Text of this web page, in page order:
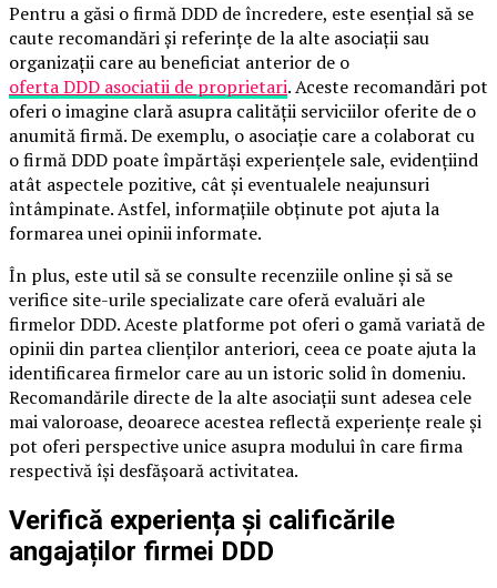
Pentru a găsi o firmă DDD de încredere, este esențial să se
caute recomandări și referințe de la alte asociații sau
organizații care au beneficiat anterior de o
oferta DDD asociatii de proprietari. Aceste recomandări pot
oferi o imagine clară asupra calității serviciilor oferite de o
anumită firmă. De exemplu, o asociație care a colaborat cu
o firmă DDD poate împărtăși experiențele sale, evidențiind
atât aspectele pozitive, cât și eventualele neajunsuri
întâmpinate. Astfel, informațiile obținute pot ajuta la
formarea unei opinii informate.
În plus, este util să se consulte recenziile online și să se
verifice site-urile specializate care oferă evaluări ale
firmelor DDD. Aceste platforme pot oferi o gamă variată de
opinii din partea clienților anteriori, ceea ce poate ajuta la
identificarea firmelor care au un istoric solid în domeniu.
Recomandările directe de la alte asociații sunt adesea cele
mai valoroase, deoarece acestea reflectă experiențe reale și
pot oferi perspective unice asupra modului în care firma
respectivă își desfășoară activitatea.
Verifică experiența și calificările
angajaților firmei DDD